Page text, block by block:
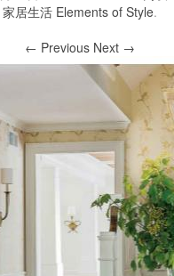
家居生活 Elements of Style.
← Previous Next →